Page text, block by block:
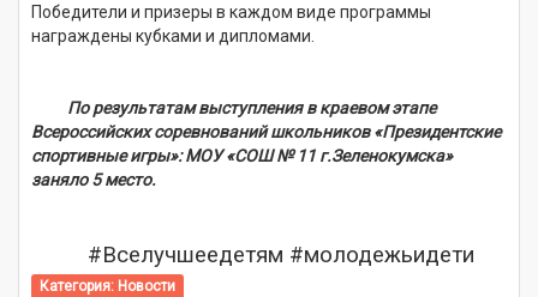
Победители и призеры в каждом виде программы
награждены кубками и дипломами.
По результатам выступления в краевом этапе
Всероссийских соревнований школьников «Президентские
спортивные игры»: МОУ «СОШ № 11 г.Зеленокумска»
заняло 5 место.
#Вселучшеедетям #молодежьидети
Категория: Новости